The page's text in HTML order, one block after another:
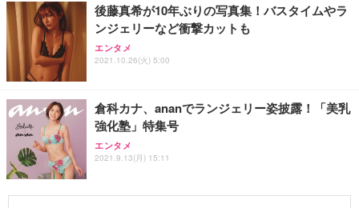
後藤真希が10年ぶりの写真集！バスタイムやラ
ンジェリーなど衝撃カットも
エンタメ
2021.10.26(火) 5:00
倉科カナ、ananでランジェリー姿披露！「美乳
強化塾」特集号
エンタメ
2021.9.13(月) 15:11